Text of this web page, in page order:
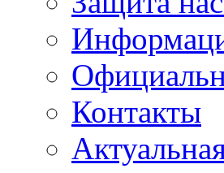
Контакты